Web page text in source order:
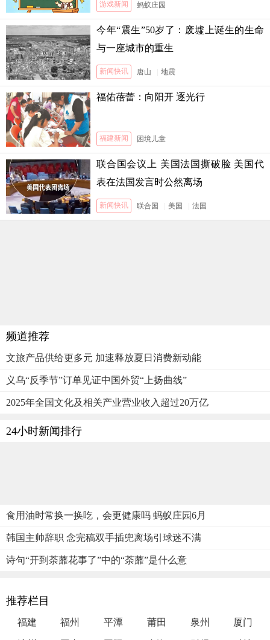
游戏新闻 蚂蚁庄园
今年“震生”50岁了：废墟上诞生的生命
与一座城市的重生
新闻快讯 唐山 地震
福佑蓓蕾：向阳开 逐光行
福建新闻 困境儿童
联合国会议上 美国法国撕破脸 美国代
表在法国发言时公然离场
新闻快讯 联合国 美国 法国
频道推荐
文旅产品供给更多元 加速释放夏日消费新动能
义乌“反季节”订单见证中国外贸“上扬曲线”
2025年全国文化及相关产业营业收入超过20万亿
24小时新闻排行
食用油时常换一换吃，会更健康吗 蚂蚁庄园6月
韩国主帅辞职 念完稿双手插兜离场引球迷不满
诗句“开到荼蘼花事了”中的“荼蘼”是什么意
推荐栏目
福建 福州 平潭 莆田 泉州 厦门